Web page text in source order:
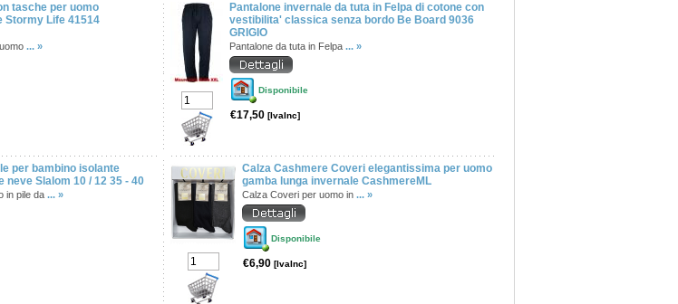
tasche per uomo
Stormy Life 41514
... »
Pantalone invernale da tuta in Felpa di cotone con
vestibilita' classica senza bordo Be Board 9036
GRIGIO
Pantalone da tuta in Felpa ... »
Disponibile
€17,50 [IvaInc]
per bambino isolante
neve Slalom 10 / 12 35 - 40
in pile da ... »
Calza Cashmere Coveri elegantissima per uomo
gamba lunga invernale CashmereML
Calza Coveri per uomo in ... »
Disponibile
€6,90 [IvaInc]